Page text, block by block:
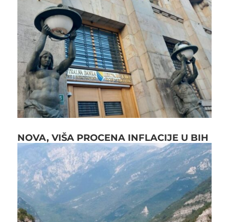
NOVA, VIŠA PROCENA INFLACIJE U BIH